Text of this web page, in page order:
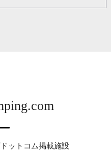
ットコム掲載施設